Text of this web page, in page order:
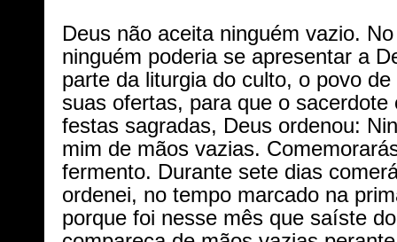
Deus não aceita ninguém vazio.
ninguém poderia se apresentar a
parte da liturgia do culto, o povo
suas ofertas, para que o
festas sagradas, Deus ordenou:
mim de mãos vazias.
fermento. Durante sete dias
ordenei, no tempo marcado na
porque foi nesse mês que saíste